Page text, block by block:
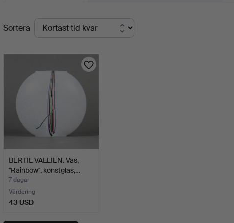
Pågående
auktioner
Sortera
BERTIL VALLIEN. Vas,
"Rainbow", konstglas,…
7 dagar
Värdering
43 USD